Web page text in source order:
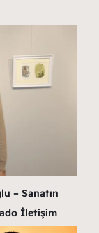
– Sanatın
İletişim